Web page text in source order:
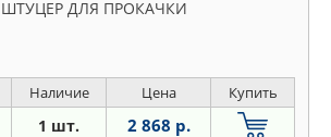
ШТУЦЕР ДЛЯ ПРОКАЧКИ
Наличие Цена Купить
1 шт. 2 868 р.